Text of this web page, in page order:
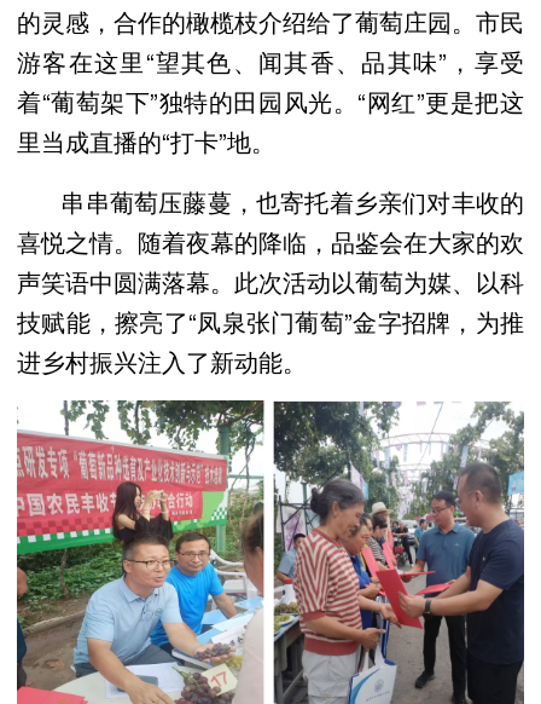
的灵感，合作的橄榄枝介绍给了葡萄庄园。市民
游客在这里“望其色、闻其香、品其味”，享受
着“葡萄架下”独特的田园风光。“网红”更是把这
里当成直播的“打卡”地。
串串葡萄压藤蔓，也寄托着乡亲们对丰收的
喜悦之情。随着夜幕的降临，品鉴会在大家的欢
声笑语中圆满落幕。此次活动以葡萄为媒、以科
技赋能，擦亮了“凤泉张门葡萄”金字招牌，为推
进乡村振兴注入了新动能。